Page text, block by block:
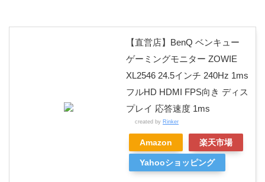
【直営店】BenQ ベンキュー
ゲーミングモニター ZOWIE
XL2546 24.5インチ 240Hz 1ms
フルHD HDMI FPS向き ディス
プレイ 応答速度 1ms
created by Rinker
Amazon 楽天市場
Yahooショッピング